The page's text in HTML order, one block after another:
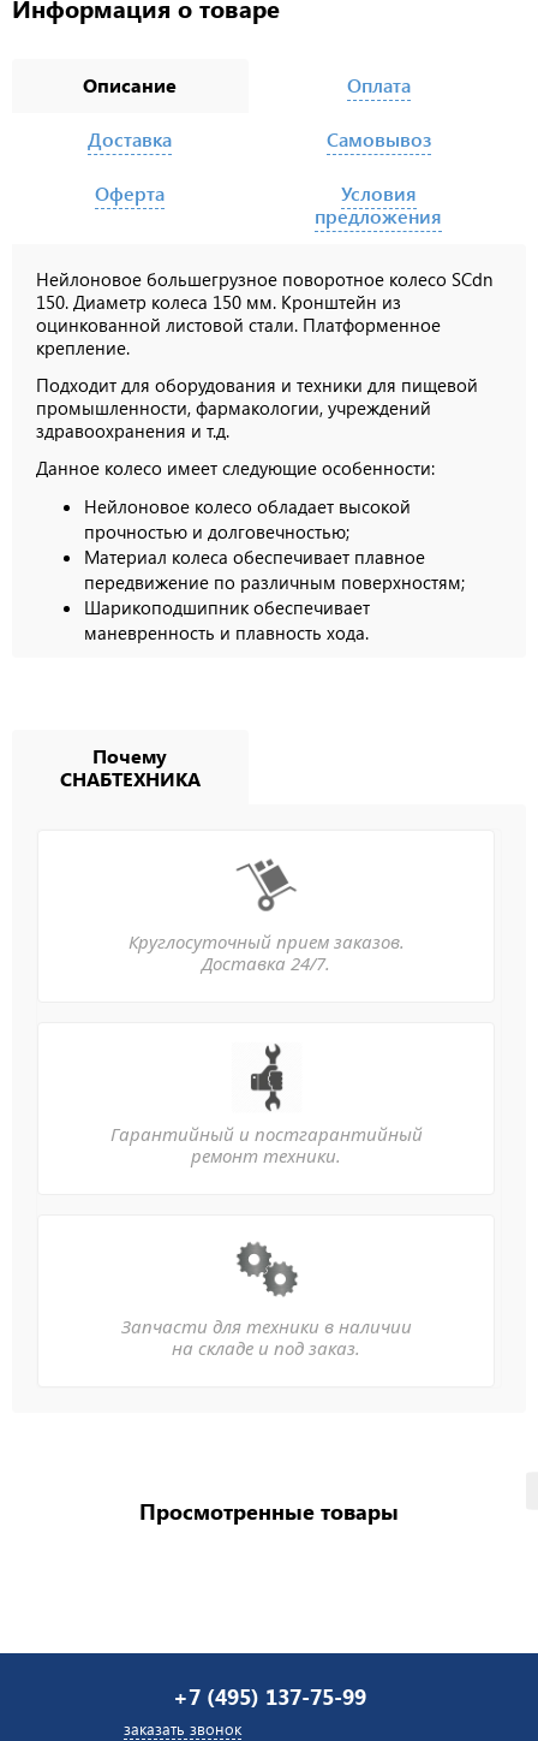
Информация о товаре
Описание
Нейлоновое большегрузное поворотное колесо SCdn
150. Диаметр колеса 150 мм. Кронштейн из
оцинкованной листовой стали. Платформенное
крепление.
Подходит для оборудования и техники для пищевой
промышленности, фармакологии, учреждений
здравоохранения и т.д.
Данное колесо имеет следующие особенности:
Нейлоновое колесо обладает высокой
прочностью и долговечностью;
Материал колеса обеспечивает плавное
передвижение по различным поверхностям;
Шарикоподшипник обеспечивает
маневренность и плавность хода.
Оплата
Доставка Самовывоз
Оферта
Условия
предложения
Почему
СНАБТЕХНИКА
Круглосуточный прием заказов.
Доставка 24/7.
Гарантийный и постгарантийный
ремонт техники.
Запчасти для техники в наличии
на складе и под заказ.
Просмотренные товары
+7 (495) 137-75-99